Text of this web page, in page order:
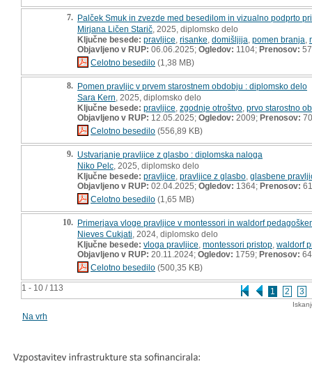
1 - 10 / 113 1 2 3
7. Palček Smuk in zvezde med besedilom in vizualno podprto
Mirjana Ličen Starič , 2025, diplomsko delo
Ključne besede: pravljice risanke domišljija pomen branja
Objavljeno v RUP: 06.06.2025; Ogledov: 1104; Prenosov: 57
Celotno besedilo (1,38 MB)
8. Pomen pravljic v prvem starostnem obdobju : diplomsko delo
Sara Kern , 2025, diplomsko delo
Ključne besede: pravljice zgodnje otroštvo prvo starostno
Objavljeno v RUP: 12.05.2025; Ogledov: 2009; Prenosov: 70
Celotno besedilo (556,89 KB)
9. Ustvarjanje pravljice z glasbo : diplomska naloga
Niko Pelc , 2025, diplomsko delo
Ključne besede: pravljice pravljice z glasbo glasbene
Objavljeno v RUP: 02.04.2025; Ogledov: 1364; Prenosov: 61
Celotno besedilo (1,65 MB)
10. Primerjava vloge pravljice v montessori in waldorf
Nieves Cukjati , 2024, diplomsko delo
Ključne besede: vloga pravljice montessori pristop waldorf
Objavljeno v RUP: 20.11.2024; Ogledov: 1759; Prenosov: 64
Celotno besedilo (500,35 KB)
Na vrh